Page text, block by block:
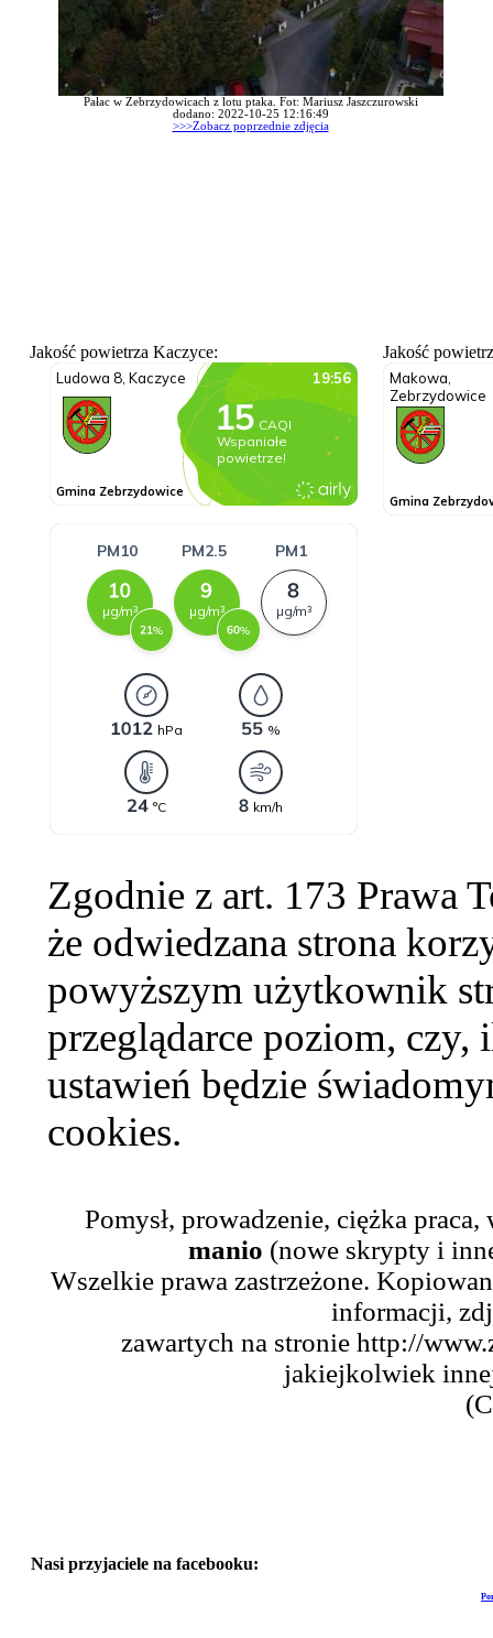
Pałac w Zebrzydowicach z lotu ptaka. Fot: Mariusz Jaszczurowski
dodano: 2022-10-25 12:16:49
>>>Zobacz poprzednie zdjęcia
Jakość powietrza Kaczyce: Jakość
Zgodnie z art. 173 Prawa
że odwiedzana strona
powyższym użytkownik
przeglądarce poziom,
ustawień będzie
cookies.
Pomysł, prowadzenie, ciężka
manio (nowe skrypty i
Wszelkie prawa zastrzeżone.
informacji,
zawartych na stronie http://
jakiejkolwiek
Nasi przyjaciele na facebooku: